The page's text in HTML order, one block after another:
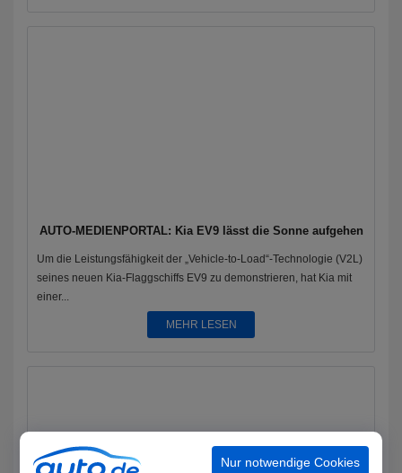
AUTO-MEDIENPORTAL: Kia EV9 lässt die Sonne aufgehen
Um die Leistungsfähigkeit der „Vehicle-to-Load“-Technologie (V2L)
seines neuen Kia-Flaggschiffs EV9 zu demonstrieren, hat Kia mit
einer...
MEHR LESEN
Nur notwendige Cookies